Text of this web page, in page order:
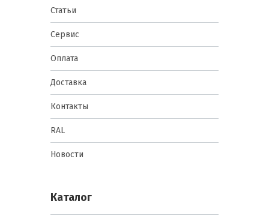
Статьи
Сервис
Оплата
Доставка
Контакты
RAL
Новости
Каталог